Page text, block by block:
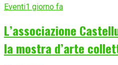
Eventi1 giorno fa
L’associazione
la mostra d’arte